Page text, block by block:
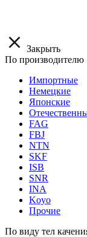
Закрыть
По производителю
Импортные
Немецкие
Японские
FAG
FBJ
NTN
SKF
ISB
SNR
INA
Koyo
Прочие
По виду тел